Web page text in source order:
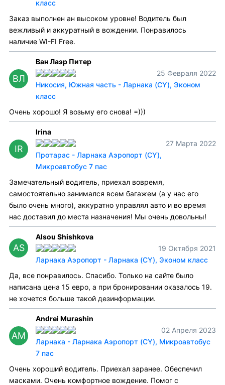
класс
Заказ выполнен ан высоком уровне! Водитель был
вежливый и аккуратный в вождении. Понравилось
наличие WI-FI Free.
ВЛ
Ван Лаэр Питер
25 Февраля 2022
Никосия, Южная часть - Ларнака (CY), Эконом
класс
Очень хорошо! Я возьму его снова! =)))
IR
Irina
27 Марта 2022
Протарас - Ларнака Аэропорт (CY),
Микроавтобус 7 пас
Замечательный водитель, приехал вовремя,
самостоятельно занимался всем багажем (а у нас его
было очень много), аккуратно управлял авто и во время
нас доставил до места назначения! Мы очень довольны!
AS
Alsou Shishkova
19 Октября 2021
Ларнака Аэропорт - Ларнака (CY), Эконом класс
Да, все понравилось. Спасибо. Только на сайте было
написана цена 15 евро, а при бронировании оказалось 19.
не хочется больше такой дезинформации.
AM
Andrei Murashin
02 Апреля 2023
Ларнака - Ларнака Аэропорт (CY), Микроавтобус
7 пас
Очень хороший водитель. Приехал заранее. Обеспечил
масками. Очень комфортное вождение. Помог с